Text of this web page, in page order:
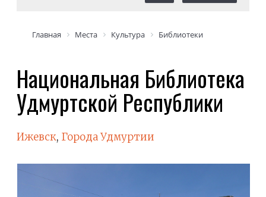
Главная Места Культура Библиотеки
Национальная Библиотека
Удмуртской Республики
Ижевск, Города Удмуртии